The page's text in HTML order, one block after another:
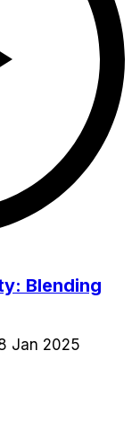
Blending
Jan 2025